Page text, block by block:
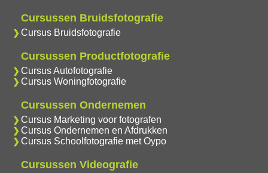
Cursussen Bruidsfotografie
Cursus Bruidsfotografie
Cursussen Productfotografie
Cursus Autofotografie
Cursus Woningfotografie
Cursussen Ondernemen
Cursus Marketing voor fotografen
Cursus Ondernemen en Afdrukken
Cursus Schoolfotografie met Oypo
Cursussen Videografie